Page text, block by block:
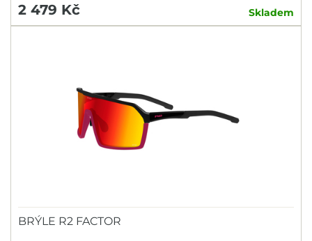
2 479 Kč Skladem
BRÝLE R2 FACTOR